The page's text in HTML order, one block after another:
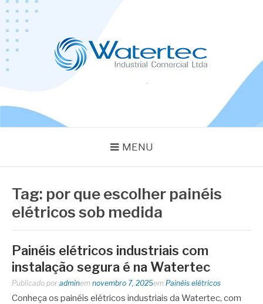
Pular
para
conteúdo
MENU
Tag: por que escolher painéis
elétricos sob medida
Painéis elétricos industriais com
instalação segura é na Watertec
Publicado por adminem novembro 7, 2025em Painéis elétricos
Conheça os painéis elétricos industriais da Watertec, com